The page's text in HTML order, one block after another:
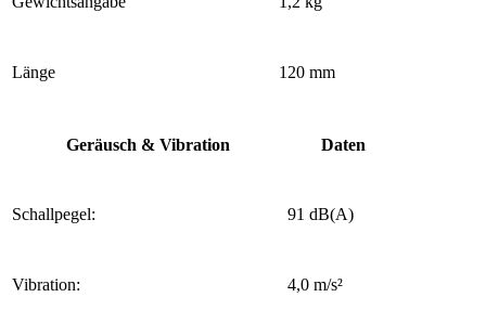
Länge 120 mm
Geräusch & Vibration Daten
Schallpegel: 91 dB(A)
Vibration: 4,0 m/s²